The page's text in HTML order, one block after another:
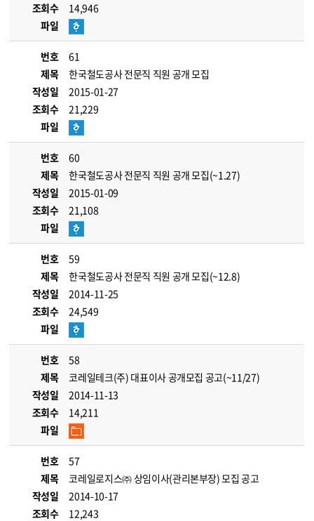
조회수
14,946
파일
번호
61
제목
한국철도공사 전문직 직원 공개 모집
작성일
2015-01-27
조회수
21,229
파일
번호
60
제목
한국철도공사 전문직 직원 공개 모집(~1.27)
작성일
2015-01-09
조회수
21,108
파일
번호
59
제목
한국철도공사 전문직 직원 공개 모집(~12.8)
작성일
2014-11-25
조회수
24,549
파일
번호
58
제목
코레일테크(주) 대표이사 공개모집 공고(~11/27)
작성일
2014-11-13
조회수
14,211
파일
번호
57
제목
코레일로지스㈜ 상임이사(관리본부장) 모집 공고
작성일
2014-10-17
조회수
12,243